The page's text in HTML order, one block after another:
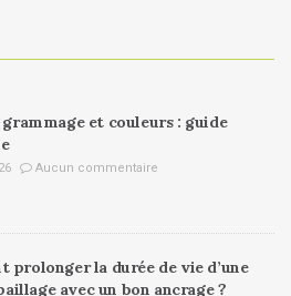
et couleurs : guide
Aucun commentaire
prolonger la durée de vie d’une
avec un bon ancrage ?